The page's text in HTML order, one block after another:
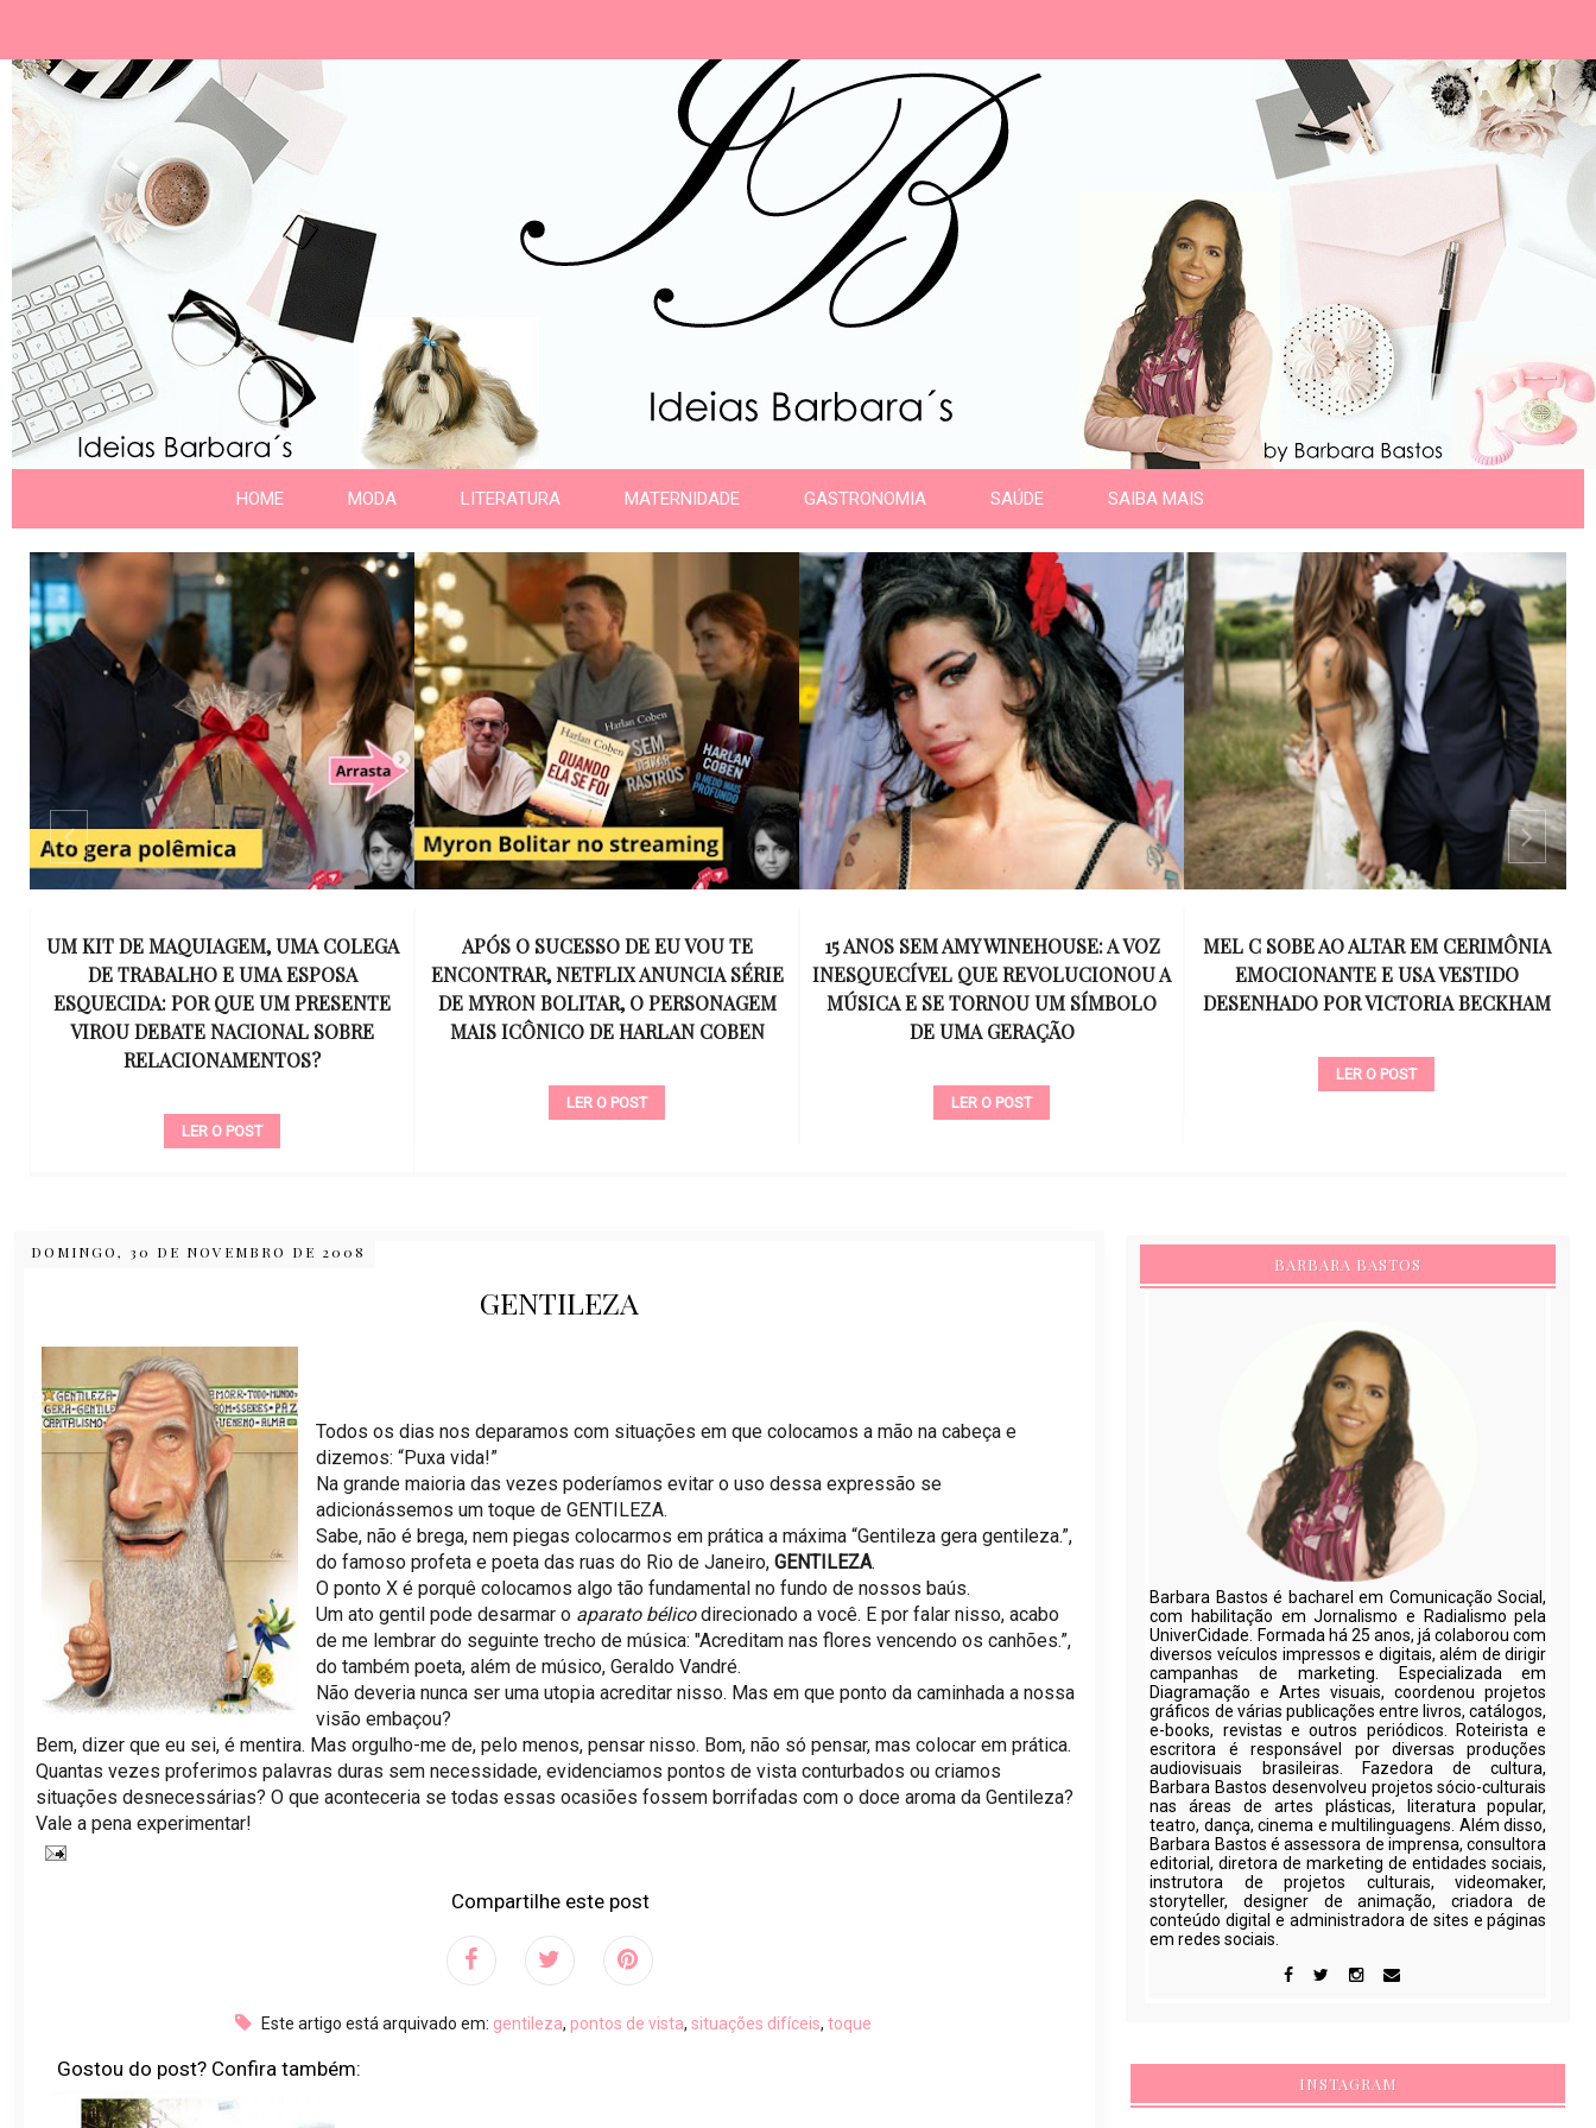
HOME MODA LITERATURA MATERNIDADE GASTRONOMIA SAÚDE SAIBA MAIS
APÓS O SUCESSO DE EU VOU TE
ENCONTRAR, NETFLIX ANUNCIA SÉRIE
DE MYRON BOLITAR, O PERSONAGEM
MAIS ICÔNICO DE HARLAN COBEN
15 ANOS SEM AMY WINEHOUSE: A VOZ
INESQUECÍVEL QUE REVOLUCIONOU A
MÚSICA E SE TORNOU UM SÍMBOLO
DE UMA GERAÇÃO
LER O POST
MEL C SOBE AO ALTAR EM CERIMÔNIA
EMOCIONANTE E USA VESTIDO
DESENHADO POR VICTORIA BECKHAM
ESPANHA SUPERA A ARGENTINA NA
PRORROGAÇÃO E CONQUISTA O
BICAMPEONATO DA COPA DO MUNDO
DOMINGO, 30 DE NOVEMBRO DE 2008
GENTILEZA
Todos os dias nos deparamos com situações em que colocamos a mão na cabeça e
dizemos: “Puxa vida!”
Na grande maioria das vezes poderíamos evitar o uso dessa expressão se
adicionássemos um toque de GENTILEZA.
Sabe, não é brega, nem piegas colocarmos em prática a máxima “Gentileza gera gentileza.”,
do famoso profeta e poeta das ruas do Rio de Janeiro, GENTILEZA.
O ponto X é porquê colocamos algo tão fundamental no fundo de nossos baús.
Um ato gentil pode desarmar o aparato bélicodirecionado a você. E por falar nisso, acabo
de me lembrar do seguinte trecho de música: "Acreditam nas flores vencendo os canhões.”,
do também poeta, além de músico, Geraldo Vandré.
Não deveria nunca ser uma utopia acreditar nisso. Mas em que ponto da caminhada a nossa
visão embaçou?
Bem, dizer que eu sei, é mentira. Mas orgulho-me de, pelo menos, pensar nisso. Bom, não só pensar, mas colocar em prática.
Quantas vezes proferimos palavras duras sem necessidade, evidenciamos pontos de vista conturbados ou criamos
situações desnecessárias? O que aconteceria se todas essas ocasiões fossem borrifadas com o doce aroma da Gentileza?
Vale a pena experimentar!
Compartilhe este post
Este artigo está arquivado em: gentileza,pontos de vista,situações difíceis,toque
Gostou do post? Confira também:
BARBARA BASTOS
Barbara Bastos é bacharel em Comunicação Social,
com habilitação em Jornalismo e Radialismo pela
UniverCidade. Formada há 25 anos, já colaborou com
diversos veículos impressos e digitais, além de dirigir
campanhas de marketing. Especializada em
Diagramação e Artes visuais, coordenou projetos
gráficos de várias publicações entre livros, catálogos,
e-books, revistas e outros periódicos. Roteirista e
escritora é responsável por diversas produções
audiovisuais brasileiras. Fazedora de cultura,
Barbara Bastos desenvolveu projetos sócio-culturais
nas áreas de artes plásticas, literatura popular,
teatro, dança, cinema e multilinguagens. Além disso,
Barbara Bastos é assessora de imprensa, consultora
editorial, diretora de marketing de entidades sociais,
instrutora de projetos culturais, videomaker,
storyteller, designer de animação, criadora de
conteúdo digital e administradora de sites e páginas
em redes sociais.
INSTAGRAM